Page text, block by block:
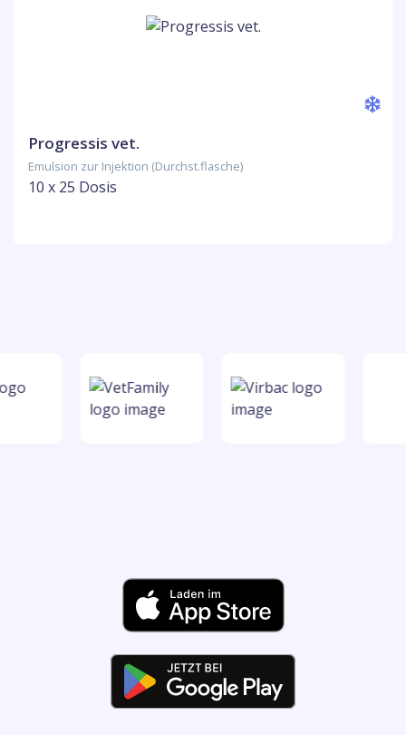
Progressis vet.
Emulsion zur Injektion (Durchst.flasche)
10 x 25 Dosis